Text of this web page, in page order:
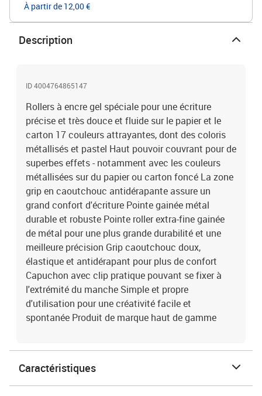
À partir de 12,00 €
Description
ID 4004764865147
Rollers à encre gel spéciale pour une écriture
précise et très douce et fluide sur le papier et le
carton 17 couleurs attrayantes, dont des coloris
métallisés et pastel Haut pouvoir couvrant pour de
superbes effets - notamment avec les couleurs
métallisées sur du papier ou carton foncé La zone
grip en caoutchouc antidérapante assure un
grand confort d'écriture Pointe gainée métal
durable et robuste Pointe roller extra-fine gainée
de métal pour une plus grande durabilité et une
meilleure précision Grip caoutchouc doux,
élastique et antidérapant pour plus de confort
Capuchon avec clip pratique pouvant se fixer à
l'extrémité du manche Simple et propre
d'utilisation pour une créativité facile et
spontanée Produit de marque haut de gamme
Caractéristiques